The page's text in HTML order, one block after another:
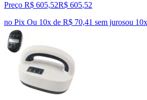
Preço R$ 605,52R$ 605,52
no Pix Ou 10x de R$ 70,41 sem jurosou 10